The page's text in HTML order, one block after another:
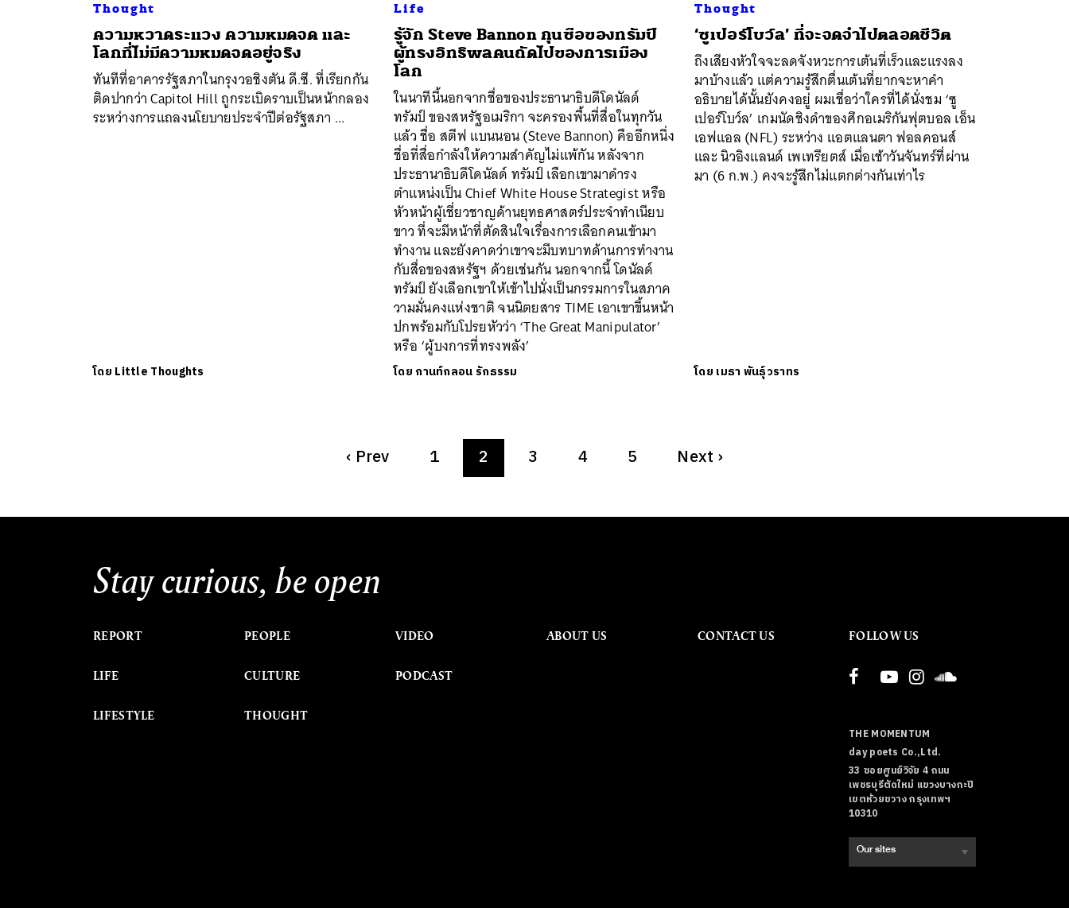
Thought
ความหวาดระแวง ความหมดจด และ
โลกที่ไม่มีความหมดจดอยู่จริง
ทันทีที่อาคารรัฐสภาในกรุงวอชิงตัน ดี.ซี. ที่เรียกกัน
ติดปากว่า Capitol Hill ถูกระเบิดราบเป็นหน้ากลอง
ระหว่างการแถลงนโยบายประจำปีต่อรัฐสภา ...
โดย Little Thoughts
Life
รู้จัก Steve Bannon กุนซือของทรัมป์
ผู้ทรงอิทธิพลคนถัดไปของการเมือง
โลก
ในนาทีนี้นอกจากชื่อของประธานาธิบดีโดนัลด์
ทรัมป์ ของสหรัฐอเมริกา จะครองพื้นที่สื่อในทุกวัน
แล้ว ชื่อ สตีฟ แบนนอน (Steve Bannon) คืออีกหนึ่ง
ชื่อที่สื่อกำลังให้ความสำคัญไม่แพ้กัน หลังจาก
ประธานาธิบดีโดนัลด์ ทรัมป์ เลือกเขามาดำรง
ตำแหน่งเป็น Chief White House Strategist หรือ
หัวหน้าผู้เชี่ยวชาญด้านยุทธศาสตร์ประจำทำเนียบ
ขาว ที่จะมีหน้าที่ตัดสินใจเรื่องการเลือกคนเข้ามา
ทำงาน และยังคาดว่าเขาจะมีบทบาทด้านการทำงาน
กับสื่อของสหรัฐฯ ด้วยเช่นกัน นอกจากนี้ โดนัลด์
ทรัมป์ ยังเลือกเขาให้เข้าไปนั่งเป็นกรรมการในสภาค
วามมั่นคงแห่งชาติ จนนิตยสาร TIME เอาเขาขึ้นหน้า
ปกพร้อมกับโปรยหัวว่า ‘The Great Manipulator’
หรือ ‘ผู้บงการที่ทรงพลัง’
โดย กานท์กลอน รักธรรม
Thought
‘ซูเปอร์โบว์ล’ ที่จะจดจำไปตลอดชีวิต
ถึงเสียงหัวใจจะลดจังหวะการเต้นที่เร็วและแรงลง
มาบ้างแล้ว แต่ความรู้สึกตื่นเต้นที่ยากจะหาคำ
อธิบายได้นั้นยังคงอยู่ ผมเชื่อว่าใครที่ได้นั่งชม ‘ซู
เปอร์โบว์ล’ เกมนัดชิงดำของศึกอเมริกันฟุตบอล เอ็น
เอฟแอล (NFL) ระหว่าง แอตแลนตา ฟอลคอนส์
และ นิวอิงแลนด์ เพเทรียตส์ เมื่อเช้าวันจันทร์ที่ผ่าน
มา (6 ก.พ.) คงจะรู้สึกไม่แตกต่างกันเท่าไร
โดย เมธา พันธุ์วราทร
‹ Prev 1 2 3 4 5 Next ›
Stay curious, be open
REPORT
LIFE
LIFESTYLE
PEOPLE
CULTURE
THOUGHT
VIDEO
PODCAST
ABOUT US CONTACT US FOLLOW US
THE MOMENTUM
day poets Co.,Ltd.
33 ซอยศูนย์วิจัย 4 ถนน
เพชรบุรีตัดใหม่ แขวงบางกะปิ
เขตห้วยขวาง กรุงเทพฯ
10310